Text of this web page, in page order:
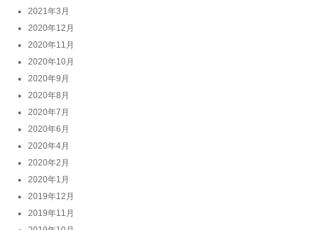
2021年3月
2020年12月
2020年11月
2020年10月
2020年9月
2020年8月
2020年7月
2020年6月
2020年4月
2020年2月
2020年1月
2019年12月
2019年11月